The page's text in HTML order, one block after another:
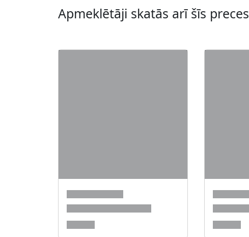
Apmeklētāji skatās arī šīs preces